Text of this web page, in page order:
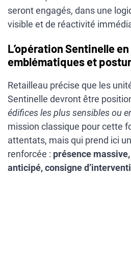
seront engagés, dans une
visible et de réactivité
L’opération Sentinelle
emblématiques et
Retailleau précise que les
Sentinelle devront être
édifices les plus sensibles ou
mission classique pour cette
attentats, mais qui prend ici
renforcée : présence
anticipé, consigne